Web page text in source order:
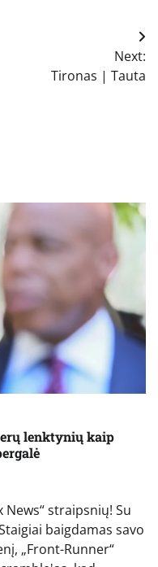
Next:
Tironas | Tauta
lenktynių kaip
straipsnių! Su
baigdamas savo
„Front-Runner“